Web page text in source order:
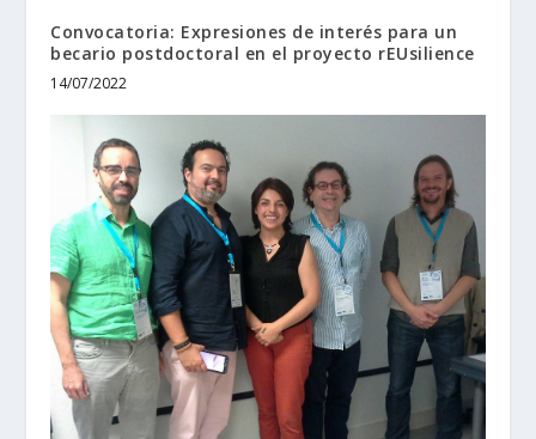
Convocatoria: Expresiones de interés para un
becario postdoctoral en el proyecto rEUsilience
14/07/2022